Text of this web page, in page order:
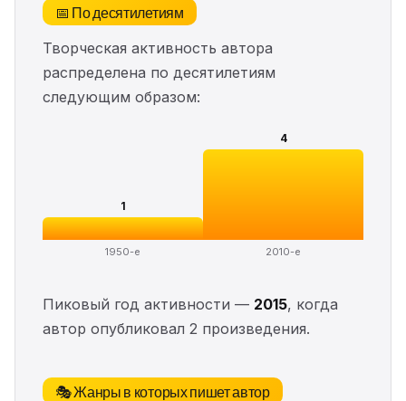
📅 По десятилетиям
Творческая активность автора
распределена по десятилетиям
следующим образом:
1
1950-е
4
2010-е
Пиковый год активности — 2015, когда
автор опубликовал 2 произведения.
🎭 Жанры в которых пишет автор